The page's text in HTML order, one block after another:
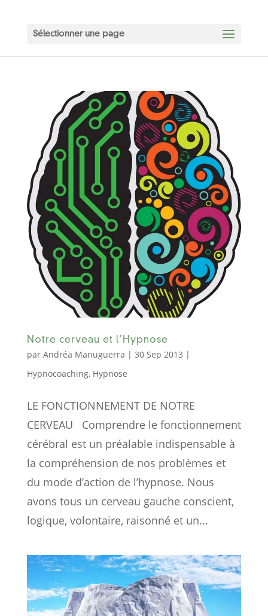
Sélectionner une page
Notre cerveau et l’Hypnose
par Andréa Manuguerra | 30 Sep 2013 |
Hypnocoaching, Hypnose
LE FONCTIONNEMENT DE NOTRE
CERVEAU Comprendre le fonctionnement
cérébral est un préalable indispensable à
la compréhension de nos problèmes et
du mode d’action de l’hypnose. Nous
avons tous un cerveau gauche conscient,
logique, volontaire, raisonné et un...